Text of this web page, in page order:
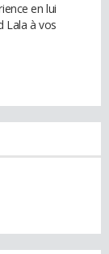
en lui
Lala à vos